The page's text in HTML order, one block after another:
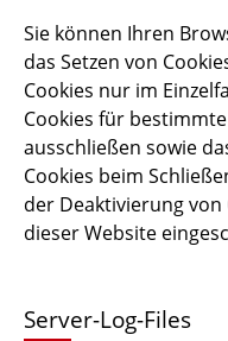
Sie können Ihren
das Setzen von
Cookies nur im
Cookies für
ausschließen sowie
Cookies beim
der Deaktivierung
dieser Website
Server-Log-Files